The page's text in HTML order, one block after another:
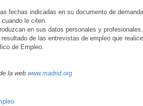
fechas indicadas en su documento de
le citen.
en sus datos personales y profesionales.
de las entrevistas de empleo que
de Empleo.
la web www.madrid.org